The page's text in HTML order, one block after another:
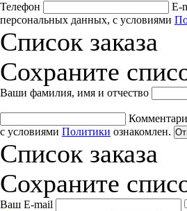
Телефон
E-
персональных данных, с условиями
Список заказа
Сохраните
Ваши фамилия, имя и отчество
с условиями Политики ознакомлен.
Список заказа
Сохраните
Ваш E-mail